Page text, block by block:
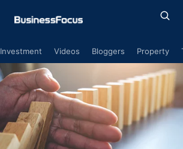
Investment Videos Bloggers Property